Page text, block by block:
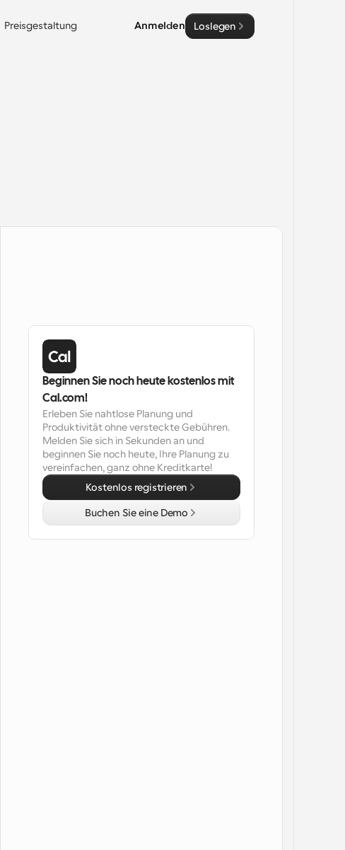
Preisgestaltung Anmelden Loslegen
Beginnen Sie noch heute kostenlos mit
Cal.com!
Erleben Sie nahtlose Planung und
Produktivität ohne versteckte Gebühren.
Melden Sie sich in Sekunden an und
beginnen Sie noch heute, Ihre Planung zu
vereinfachen, ganz ohne Kreditkarte!
Kostenlos registrieren
Buchen Sie eine Demo